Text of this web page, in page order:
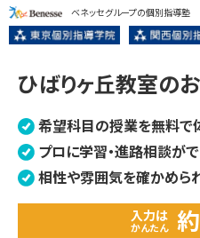
ベネッセグループの個別指導塾
ひばりヶ丘教室の
希望科目の授業を無料で
プロに学習・進路相談が
相性や雰囲気を確かめら
入力は
かんたん